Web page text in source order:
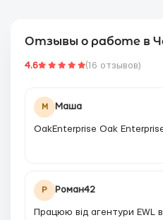
Отзывы о работе в
4.6 (16 отзывов)
М Маша
OakEnterprise Oak
Р Роман42
Працюю від агентури EWL в